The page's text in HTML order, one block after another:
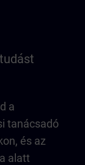
a
tanácsadó
és az
alatt